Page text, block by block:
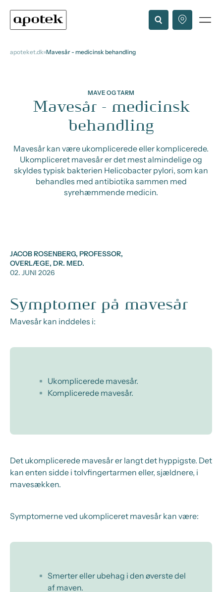
apoteket.dk Mavesår - medicinsk behandling
MAVE OG TARM
Mavesår - medicinsk
behandling
Mavesår kan være ukomplicerede eller komplicerede.
Ukompliceret mavesår er det mest almindelige og
skyldes typisk bakterien Helicobacter pylori, som kan
behandles med antibiotika sammen med
syrehæmmende medicin.
JACOB ROSENBERG, PROFESSOR,
OVERLÆGE, DR. MED.
02. JUNI 2026
Symptomer på mavesår
Mavesår kan inddeles i:
Ukomplicerede mavesår.
Komplicerede mavesår.
Det ukomplicerede mavesår er langt det hyppigste. Det
kan enten sidde i tolvfingertarmen eller, sjældnere, i
mavesækken.
Symptomerne ved ukompliceret mavesår kan være:
Smerter eller ubehag i den øverste del
af maven.